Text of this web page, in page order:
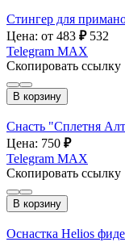
Стингер для
Цена: от 483 ₽ 532
Telegram MAX
Скопировать ссылку
В корзину
Снасть "Сплетня
Цена: 750 ₽
Telegram MAX
Скопировать ссылку
В корзину
Оснастка Helios